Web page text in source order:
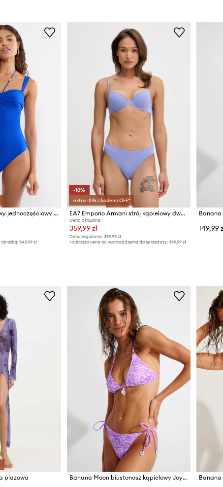
Triumph strój kąpielowy jednoczęściowy damski Summer Twist
obniżką: 349,99 zł
-10%
extra -5% z kodem: OFF*
EA7 Emporio Armani strój kąpielowy dwuczęściowy damski
Cena aktualna:
359,99 zł
Cena regularna: 399,99 zł
Najniższa cena od wprowadzenia do sprzedaży: 399,99 zł
Banana
149,99
plażowa Banana Moon biustonosz kąpielowy Joysplash